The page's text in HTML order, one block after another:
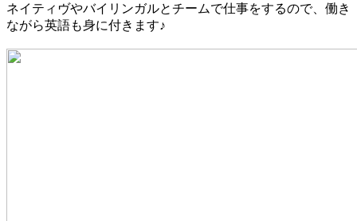
ネイティヴやバイリンガルとチームで仕事をするので、働き
ながら英語も身に付きます♪